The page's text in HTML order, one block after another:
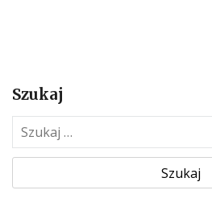
Szukaj
z
k